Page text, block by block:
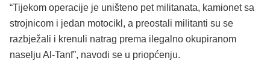
“Tijekom operacije je uništeno pet militanata, kamionet sa
strojnicom i jedan motocikl, a preostali militanti su se
razbježali i krenuli natrag prema ilegalno okupiranom
naselju Al-Tanf”, navodi se u priopćenju.